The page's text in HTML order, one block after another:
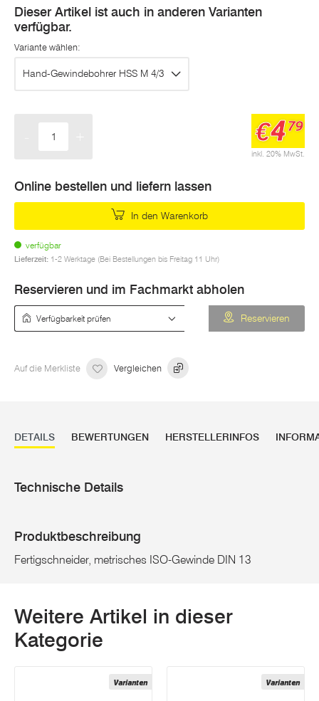
Dieser Artikel ist auch in anderen Varianten
verfügbar.
Variante wählen:
Hand-Gewindebohrer HSS M 4/3
inkl. 20% MwSt.
€479
Online bestellen und liefern lassen
In den Warenkorb
verfügbar
Lieferzeit: 1-2 Werktage (Bei Bestellungen bis Freitag 11 Uhr)
Reservieren und im Fachmarkt abholen
Reservieren
Auf die Merkliste Vergleichen
DETAILS BEWERTUNGEN HERSTELLERINFOS
Technische Details
Produktbeschreibung
Fertigschneider, metrisches ISO-Gewinde DIN 13
Weitere Artikel in dieser
Kategorie
Varianten Varianten